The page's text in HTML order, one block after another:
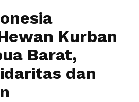
Kurban
Barat,
dan